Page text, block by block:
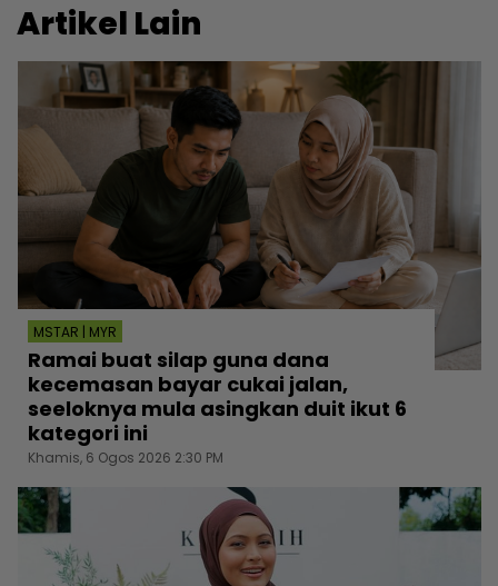
Artikel Lain
MSTAR | MYR
Ramai buat silap guna dana
kecemasan bayar cukai jalan,
seeloknya mula asingkan duit ikut 6
kategori ini
Khamis, 6 Ogos 2026 2:30 PM